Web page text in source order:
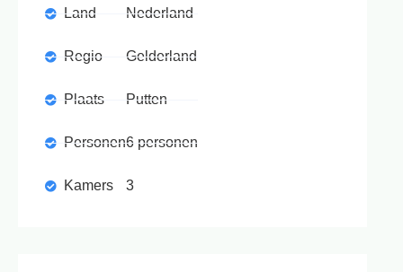
Land
Regio
Plaats
Personen
Kamers
Nederland
Gelderland
Putten
6 personen
3